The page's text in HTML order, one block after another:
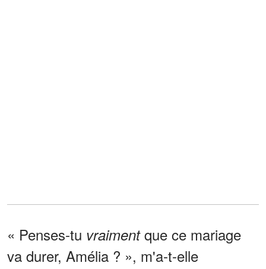
« Penses-tu vraimentque ce mariage
va durer, Amélia ? », m'a-t-elle